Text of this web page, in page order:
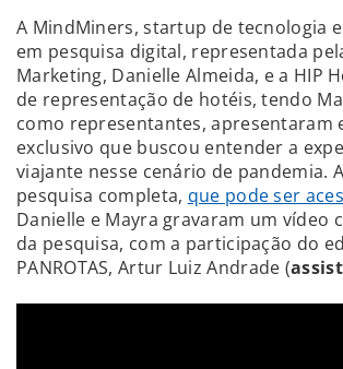
A MindMiners, startup de tecnologia
em pesquisa digital, representada
Marketing, Danielle Almeida, e a HIP
de representação de hotéis, tendo
como representantes, apresentaram
exclusivo que buscou entender a
viajante nesse cenário de pandemia.
pesquisa completa, que pode ser
Danielle e Mayra gravaram um vídeo
da pesquisa, com a participação do
PANROTAS, Artur Luiz Andrade (